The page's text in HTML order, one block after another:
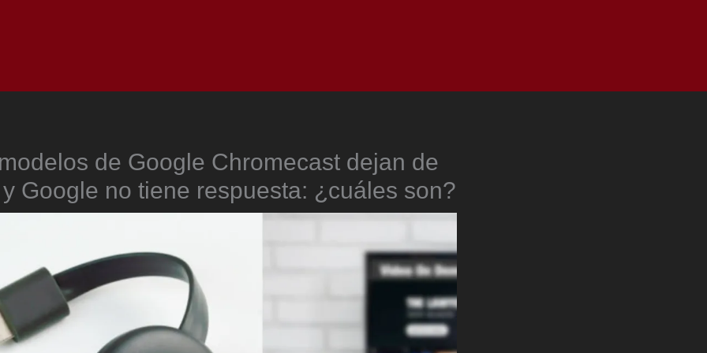
de Google Chromecast dejan de
Google no tiene respuesta: ¿cuáles son?